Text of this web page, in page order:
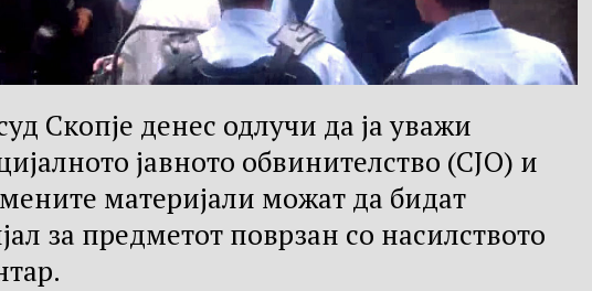
Скопје денес одлучи да ја уважи
јавното обвинителство (СЈО) и
материјали можат да бидат
за предметот поврзан со насилството